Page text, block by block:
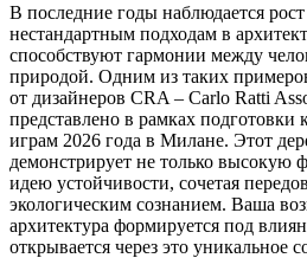
В последние годы наблюдается рост
нестандартным подходам в
способствуют гармонии между
природой. Одним из таких
от дизайнеров CRA – Carlo Ratti
представлено в рамках
играм 2026 года в Милане. Этот
демонстрирует не только высокую
идею устойчивости, сочетая
экологическим сознанием. Ваша
архитектура формируется под
открывается через это уникальное